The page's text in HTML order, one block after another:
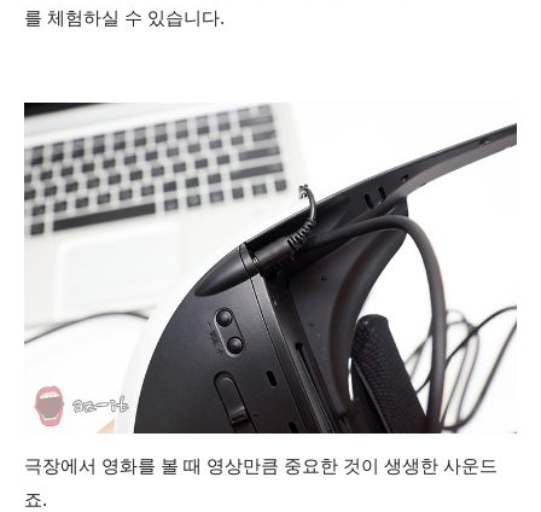
를 체험하실 수 있습니다.
극장에서 영화를 볼 때 영상만큼 중요한 것이 생생한 사운드
죠.